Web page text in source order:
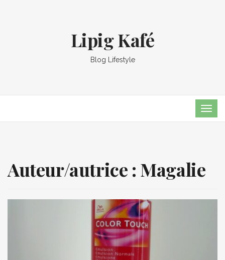
Lipig Kafé
Blog Lifestyle
Auteur/autrice : Magalie